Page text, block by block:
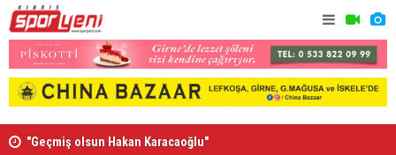
"Geçmiş olsun Hakan Karacaoğlu"